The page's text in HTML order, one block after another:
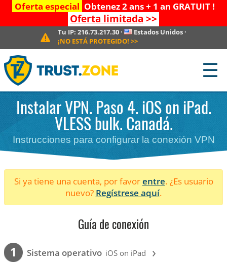
Oferta especial Obtenez 2 ans + 1 an GRATUIT !
Oferta limitada >>
Tu IP:216.73.217.30 · Estados Unidos·
¡NO ESTÁ PROTEGIDO! >>
☰
Instalar VPN. Paso 4. iOS on iPad.
VLESS bulk. Canadá.
Instrucciones para configurar la conexión VPN
Si ya tiene una cuenta, por favorentre. ¿Es usuario
nuevo? Regístrese aquí.
Guía de conexión
1 Sistema operativo iOS on iPad ›